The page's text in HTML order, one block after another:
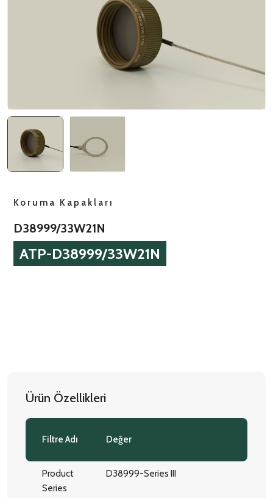
Koruma Kapakları
D38999/33W21N
ATP-D38999/33W21N
Ürün Özellikleri
Filtre Adı Değer
Product
Series
D38999-Series III